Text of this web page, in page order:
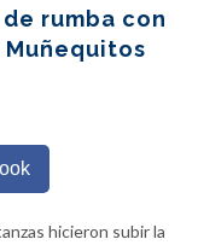
rumba con
hicieron subir la